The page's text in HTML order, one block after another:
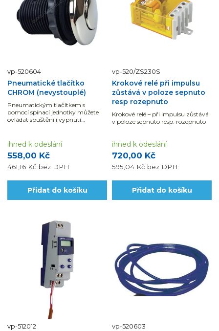
vp-520604
Pneumatické tlačítko
CHROM (nevystouplé)
Pneumatickým tlačítkem s
pomocí spínací jednotky můžete
ovládat spuštění i vypnutí
558,00 Kč
461,16 Kč bez DPH
ihned k odeslání
Přidat do košíku
vp-520/ZS230S
Krokové relé při impulsu
zůstává v poloze sepnuto
resp rozepnuto
Krokové relé – při impulsu zůstává
v poloze sepnuto resp. rozepnuto
720,00 Kč
595,04 Kč bez DPH
ihned k odeslání
Přidat do košíku
vp-512012 vp-520603